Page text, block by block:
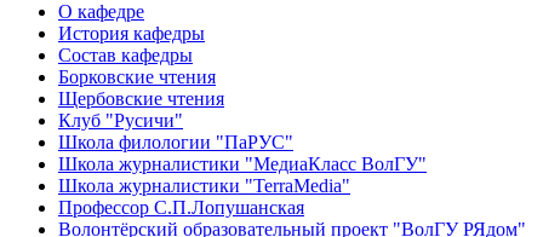
О кафедре
История кафедры
Состав кафедры
Борковские чтения
Щербовские чтения
Клуб "Русичи"
Школа филологии "ПаРУС"
Школа журналистики "МедиаКласс ВолГУ"
Школа журналистики "TerraMedia"
Профессор С.П.Лопушанская
Волонтёрский образовательный проект "ВолГУ РЯдом"